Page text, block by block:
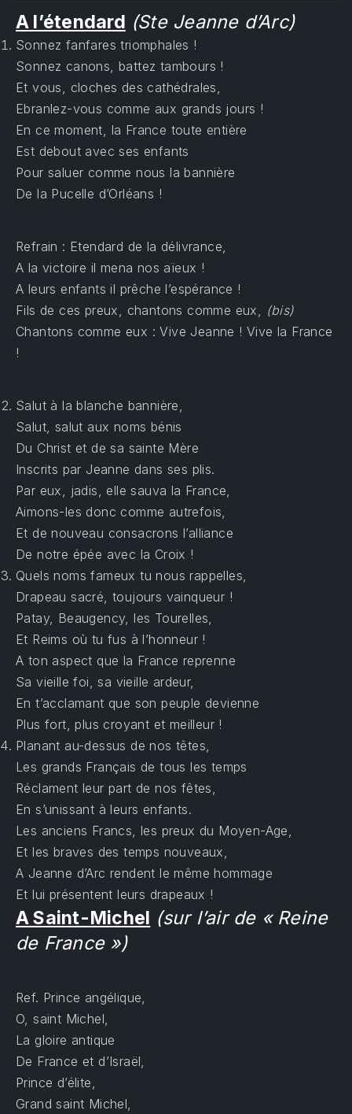
A l’étendard (Ste Jeanne d’Arc)
Sonnez fanfares triomphales !
Sonnez canons, battez tambours !
Et vous, cloches des cathédrales,
Ebranlez-vous comme aux grands jours !
En ce moment, la France toute entière
Est debout avec ses enfants
Pour saluer comme nous la bannière
De la Pucelle d’Orléans !
Refrain : Etendard de la délivrance,
A la victoire il mena nos aïeux !
A leurs enfants il prêche l’espérance !
Fils de ces preux, chantons comme eux, (bis)
Chantons comme eux : Vive Jeanne ! Vive la France
!
Salut à la blanche bannière,
Salut, salut aux noms bénis
Du Christ et de sa sainte Mère
Inscrits par Jeanne dans ses plis.
Par eux, jadis, elle sauva la France,
Aimons-les donc comme autrefois,
Et de nouveau consacrons l’alliance
De notre épée avec la Croix !
Quels noms fameux tu nous rappelles,
Drapeau sacré, toujours vainqueur !
Patay, Beaugency, les Tourelles,
Et Reims où tu fus à l’honneur !
A ton aspect que la France reprenne
Sa vieille foi, sa vieille ardeur,
En t’acclamant que son peuple devienne
Plus fort, plus croyant et meilleur !
Planant au-dessus de nos têtes,
Les grands Français de tous les temps
Réclament leur part de nos fêtes,
En s’unissant à leurs enfants.
Les anciens Francs, les preux du Moyen-Age,
Et les braves des temps nouveaux,
A Jeanne d’Arc rendent le même hommage
Et lui présentent leurs drapeaux !
A Saint-Michel (sur l’air de « Reine
de France »)
Ref. Prince angélique,
O, saint Michel,
La gloire antique
De France et d’Israël,
Prince d’élite,
Grand saint Michel,